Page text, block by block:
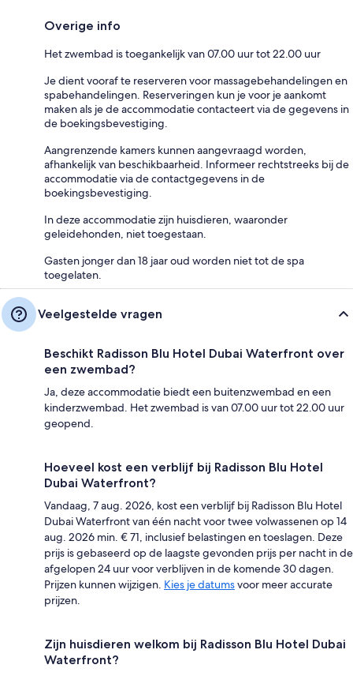
Overige info
Het zwembad is toegankelijk van 07.00 uur tot 22.00 uur
Je dient vooraf te reserveren voor massagebehandelingen en
spabehandelingen. Reserveringen kun je voor je aankomt
maken als je de accommodatie contacteert via de gegevens in
de boekingsbevestiging.
Aangrenzende kamers kunnen aangevraagd worden,
afhankelijk van beschikbaarheid. Informeer rechtstreeks bij de
accommodatie via de contactgegevens in de
boekingsbevestiging.
In deze accommodatie zijn huisdieren, waaronder
geleidehonden, niet toegestaan.
Gasten jonger dan 18 jaar oud worden niet tot de spa
toegelaten.
Veelgestelde vragen
Beschikt Radisson Blu Hotel Dubai Waterfront over
een zwembad?
Ja, deze accommodatie biedt een buitenzwembad en een
kinderzwembad. Het zwembad is van 07.00 uur tot 22.00 uur
geopend.
Hoeveel kost een verblijf bij Radisson Blu Hotel
Dubai Waterfront?
Vandaag, 7 aug. 2026, kost een verblijf bij Radisson Blu Hotel
Dubai Waterfront van één nacht voor twee volwassenen op 14
aug. 2026 min. € 71, inclusief belastingen en toeslagen. Deze
prijs is gebaseerd op de laagste gevonden prijs per nacht in de
afgelopen 24 uur voor verblijven in de komende 30 dagen.
Prijzen kunnen wijzigen. Kies je datumsvoor meer accurate
prijzen.
Zijn huisdieren welkom bij Radisson Blu Hotel Dubai
Waterfront?